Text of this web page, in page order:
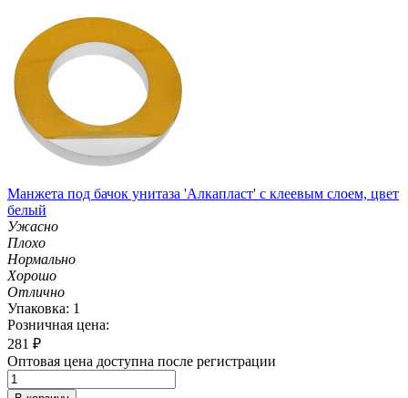
Манжета под бачок унитаза 'Алкапласт' с клеевым слоем, цвет
белый
Ужасно
Плохо
Нормально
Хорошо
Отлично
Упаковка: 1
Розничная цена:
281 ₽
Оптовая цена доступна после регистрации